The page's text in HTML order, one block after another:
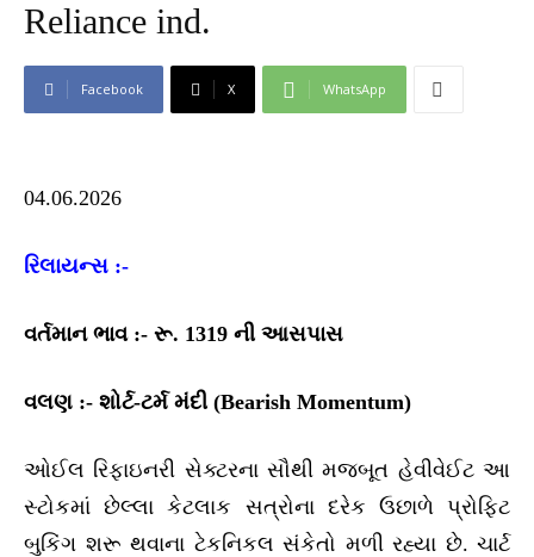
Reliance ind.
Facebook X WhatsApp
04.06.2026
રિલાયન્સ :-
વર્તમાન ભાવ :- રૂ. 1319 ની આસપાસ
વલણ :- શોર્ટ-ટર્મ મંદી (Bearish Momentum)
ઓઈલ રિફાઇનરી સેક્ટરના સૌથી મજબૂત હેવીવેઈટ આ
સ્ટોકમાં છેલ્લા કેટલાક સત્રોના દરેક ઉછાળે પ્રોફિટ
બુકિંગ શરૂ થવાના ટેકનિકલ સંકેતો મળી રહ્યા છે. ચાર્ટ